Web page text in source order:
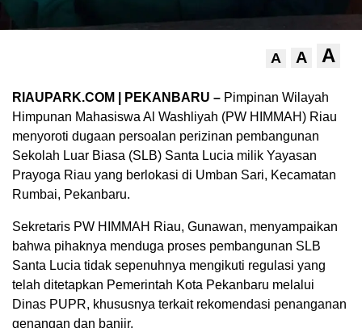
A A A
RIAUPARK.COM | PEKANBARU – Pimpinan Wilayah
Himpunan Mahasiswa Al Washliyah (PW HIMMAH) Riau
menyoroti dugaan persoalan perizinan pembangunan
Sekolah Luar Biasa (SLB) Santa Lucia milik Yayasan
Prayoga Riau yang berlokasi di Umban Sari, Kecamatan
Rumbai, Pekanbaru.
Sekretaris PW HIMMAH Riau, Gunawan, menyampaikan
bahwa pihaknya menduga proses pembangunan SLB
Santa Lucia tidak sepenuhnya mengikuti regulasi yang
telah ditetapkan Pemerintah Kota Pekanbaru melalui
Dinas PUPR, khususnya terkait rekomendasi penanganan
genangan dan banjir.